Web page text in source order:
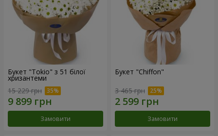
Букет "Tokio" з 51 білої
хризантеми
15 229 грн
Замовити
Букет "Chiffon"
3 465 грн
Замовити